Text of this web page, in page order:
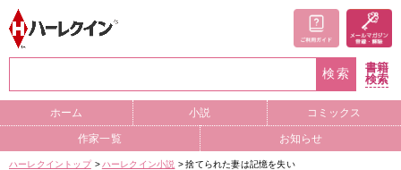
検索
書籍
検索
ホーム 小説 コミックス
作家一覧 お知らせ
ハーレクイントップ ハーレクイン小説 捨てられた妻は記憶を失い